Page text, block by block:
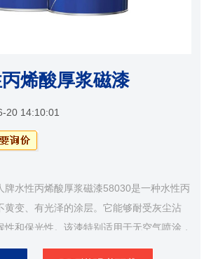
烯酸厚浆磁漆
20 14:10:01
牌水性丙烯酸厚浆磁漆58030是一种水性丙
黄变、有光泽的涂层。它能够耐受灰尘沾
和保光性。该漆特别适用于无空气喷涂，
性环境下的内外表面。在涂用于建筑表面